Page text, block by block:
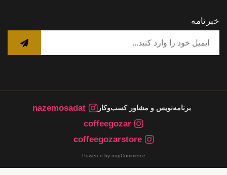
خبرنامه
برنامه‌نویس و مشاور کسب‌وکار
nazemosadat
coffeegozar
coffeegozarstore
Powered by nopCommerce